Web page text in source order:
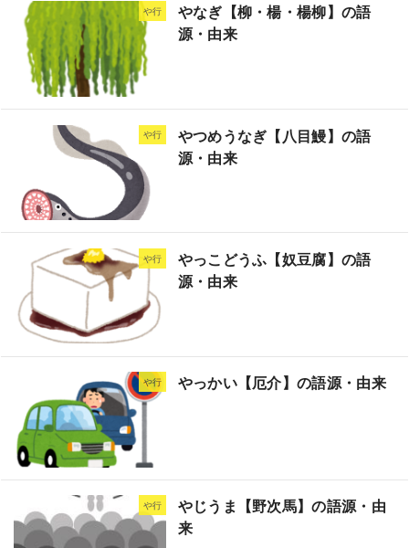
や行
やなぎ【柳・楊・楊柳】の語
源・由来
や行
やつめうなぎ【八目鰻】の語
源・由来
や行
やっこどうふ【奴豆腐】の語
源・由来
や行 やっかい【厄介】の語源・由来
や行
やじうま【野次馬】の語源・由
来